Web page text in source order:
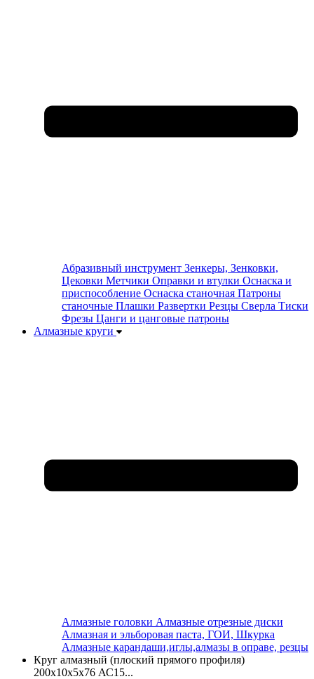
Абразивный инструмент Зенкеры, Зенковки,
Цековки Метчики Оправки и втулки Оснаска и
приспособление Оснаска станочная Патроны
станочные Плашки Развертки Резцы Сверла Тиски
Фрезы Цанги и цанговые патроны
Алмазные круги
Алмазные головки Алмазные отрезные диски
Алмазная и эльборовая паста, ГОИ, Шкурка
Алмазные карандаши,иглы,алмазы в оправе, резцы
Круг алмазный (плоский прямого профиля)
200х10х5х76 АС15...